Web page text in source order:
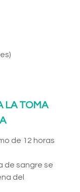
LA TOMA
de 12 horas
de sangre se
del